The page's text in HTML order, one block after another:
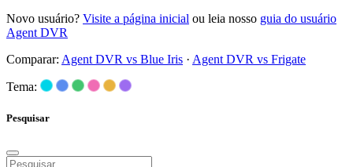
Novo usuário? Visite a página inicial ou leia nosso guia do usuário
Agent DVR
Comparar: Agent DVR vs Blue Iris · Agent DVR vs Frigate
Tema:
Pesquisar